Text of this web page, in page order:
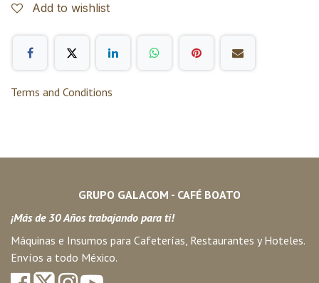
Add to wishlist
Terms and Conditions
GRUPO GALACOM - CAFÉ BOATO
¡Más de 30 Años trabajando para ti!
Máquinas e Insumos para Cafeterías, Restaurantes y Hoteles.
Envíos a todo México.